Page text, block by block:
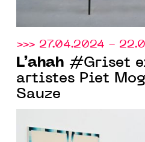
>>> 27.04.2024 -
L’ahah #Griset
artistes Piet
Sauze